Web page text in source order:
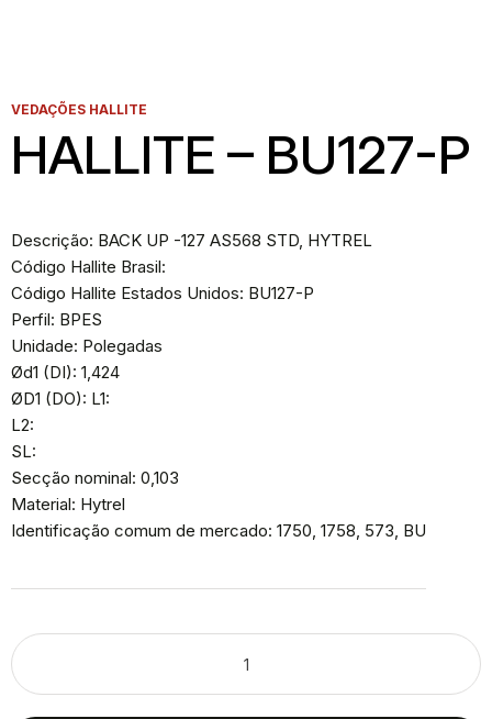
VEDAÇÕES HALLITE
HALLITE – BU127-P
Descrição: BACK UP -127 AS568 STD, HYTREL
Código Hallite Brasil:
Código Hallite Estados Unidos: BU127-P
Perfil: BPES
Unidade: Polegadas
Ød1 (DI): 1,424
ØD1 (DO): L1:
L2:
SL:
Secção nominal: 0,103
Material: Hytrel
Identificação comum de mercado: 1750, 1758, 573, BU